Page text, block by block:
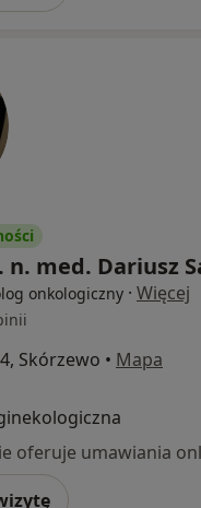
med. Dariusz
onkologiczny · Więcej
Skórzewo • Mapa